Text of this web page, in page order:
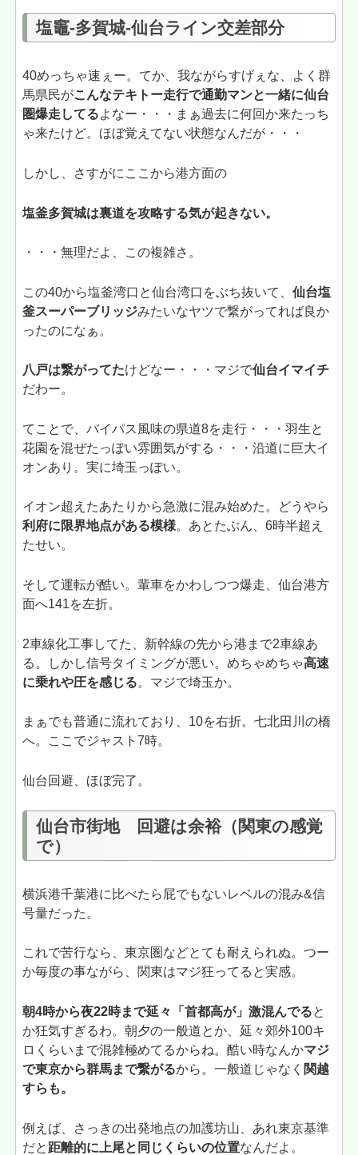
塩竈-多賀城-仙台ライン交差部分
40めっちゃ速ぇー。てか、我ながらすげぇな、よく群
馬県民がこんなテキトー走行で通勤マンと一緒に仙台
圏爆走してるよなー・・・まぁ過去に何回か来たっち
ゃ来たけど。ほぼ覚えてない状態なんだが・・・
しかし、さすがにここから港方面の
塩釜多賀城は裏道を攻略する気が起きない。
・・・無理だよ、この複雑さ。
この40から塩釜湾口と仙台湾口をぶち抜いて、仙台塩
釜スーパーブリッジみたいなヤツで繋がってれば良か
ったのになぁ。
八戸は繋がってたけどなー・・・マジで仙台イマイチ
だわー。
てことで、バイパス風味の県道8を走行・・・羽生と
花園を混ぜたっぽい雰囲気がする・・・沿道に巨大イ
オンあり。実に埼玉っぽい。
イオン超えたあたりから急激に混み始めた。どうやら
利府に限界地点がある模様。あとたぶん、6時半超え
たせい。
そして運転が酷い。輩車をかわしつつ爆走、仙台港方
面へ141を左折。
2車線化工事してた、新幹線の先から港まで2車線あ
る。しかし信号タイミングが悪い。めちゃめちゃ高速
に乗れや圧を感じる。マジで埼玉か。
まぁでも普通に流れており、10を右折。七北田川の橋
へ。ここでジャスト7時。
仙台回避、ほぼ完了。
仙台市街地 回避は余裕（関東の感覚
で）
横浜港千葉港に比べたら屁でもないレベルの混み&信
号量だった。
これで苦行なら、東京圏などとても耐えられぬ。つー
か毎度の事ながら、関東はマジ狂ってると実感。
朝4時から夜22時まで延々「首都高が」激混んでると
か狂気すぎるわ。朝夕の一般道とか、延々郊外100キ
ロくらいまで混雑極めてるからね。酷い時なんかマジ
で東京から群馬まで繋がるから。一般道じゃなく 関越
すらも。
例えば、さっきの出発地点の加護坊山、あれ東京基準
だと 距離的に上尾と同じくらいの位置なんだよ。